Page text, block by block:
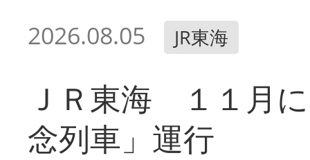
2026.08.05 JR東海
ＪＲ東海 １１月
念列車」運行